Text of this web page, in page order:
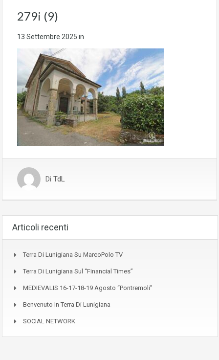
279i (9)
13 Settembre 2025 in
Di TdL
Articoli recenti
Terra Di Lunigiana Su MarcoPolo TV
Terra Di Lunigiana Sul “Financial Times”
MEDIEVALIS 16-17-18-19 Agosto “Pontremoli”
Benvenuto In Terra Di Lunigiana
SOCIAL NETWORK